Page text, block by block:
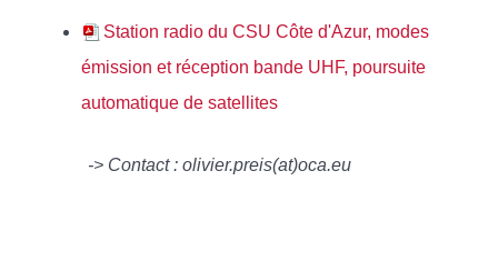
Station radio du CSU Côte d'Azur, modes
émission et réception bande UHF, poursuite
automatique de satellites
-> Contact : olivier.preis(at)oca.eu